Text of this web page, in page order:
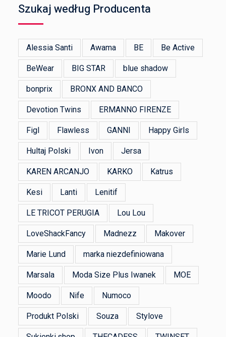
Szukaj według Producenta
Alessia Santi Awama BE Be Active
BeWear BIG STAR blue shadow
bonprix BRONX AND BANCO
Devotion Twins ERMANNO FIRENZE
Figl Flawless GANNI Happy Girls
Hultaj Polski Ivon Jersa
KAREN ARCANJO KARKO Katrus
Kesi Lanti Lenitif
LE TRICOT PERUGIA Lou Lou
LoveShackFancy Madnezz Makover
Marie Lund marka niezdefiniowana
Marsala Moda Size Plus Iwanek MOE
Moodo Nife Numoco
Produkt Polski Souza Stylove